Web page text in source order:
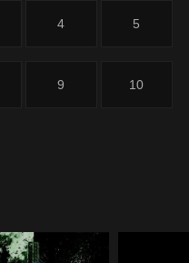
4 5
9 10